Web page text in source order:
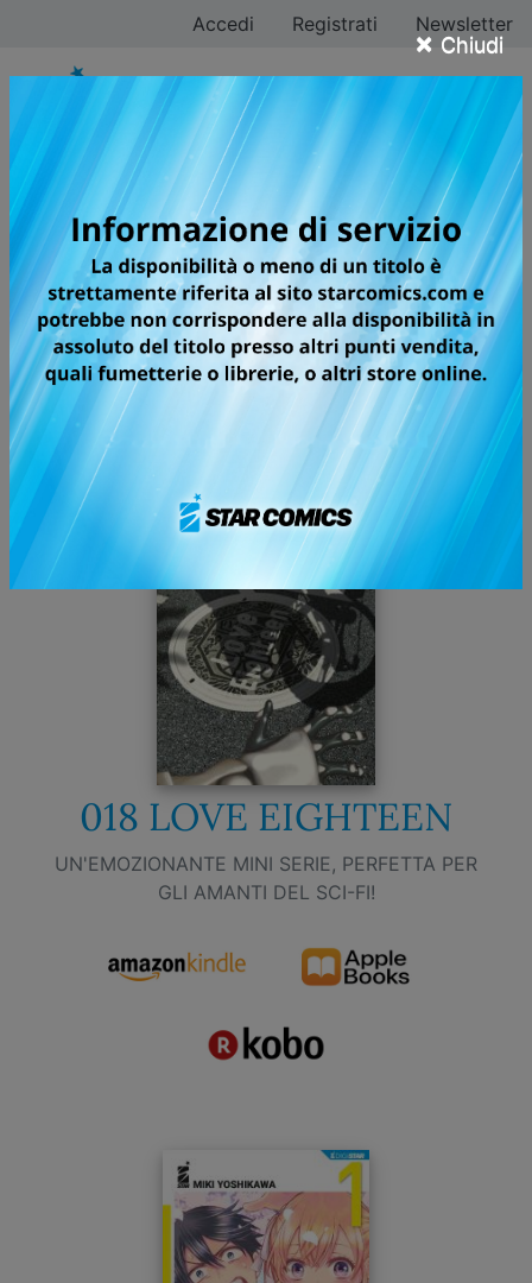
× Chiudi
Accedi Registrati Newsletter
Fumetti Digitali
Filtra ricerca
Scegli la serie che vuoi leggere sul tuo dispositivo
digitale preferito e clicca sullo store in cui effettuare
l'acquisto.
Buona lettura!
018 LOVE EIGHTEEN
UN'EMOZIONANTE MINI SERIE, PERFETTA PER
GLI AMANTI DEL SCI-FI!